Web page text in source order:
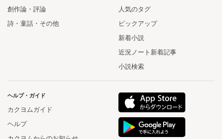
創作論・評論
詩・童話・その他
人気のタグ
ピックアップ
新着小説
近況ノート新着記事
小説検索
ヘルプ・ガイド
カクヨムガイド
ヘルプ